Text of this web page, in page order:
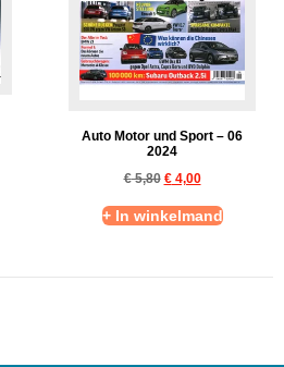
Auto Motor und Sport – 06
2024
€5,80 €4,00
+ In winkelmand